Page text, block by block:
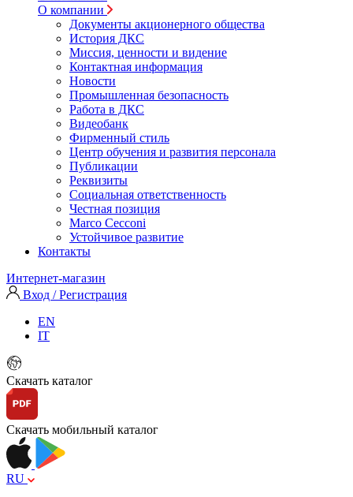
О компании
Документы акционерного общества
История ДКС
Миссия, ценности и видение
Контактная информация
Новости
Промышленная безопасность
Работа в ДКС
Видеобанк
Фирменный стиль
Центр обучения и развития персонала
Публикации
Реквизиты
Социальная ответственность
Честная позиция
Marco Cecconi
Устойчивое развитие
Контакты
Интернет-магазин
Вход / Регистрация
EN
IT
Скачать каталог
Скачать мобильный каталог
RU